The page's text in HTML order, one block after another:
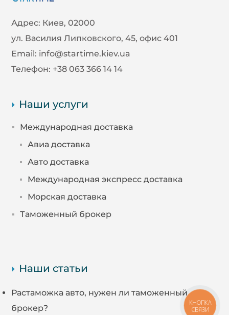
Адрес: Киев, 02000
ул. Василия Липковского, 45, офис 401
Email: info@startime.kiev.ua
Телефон: +38 063 366 14 14
Наши услуги
Международная доставка
Авиа доставка
Авто доставка
Международная экспресс доставка
Морская доставка
Таможенный брокер
Наши статьи
Растаможка авто, нужен ли таможенный
брокер?
КНОПКА
СВЯЗИ